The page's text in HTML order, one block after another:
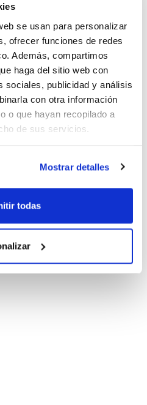
se usan para personalizar
ofrecer funciones de redes
Además, compartimos
haga del sitio web con
sociales, publicidad y análisis
con otra información
o que hayan recopilado a
de sus servicios.
Mostrar detalles
todas
AUTONÓMICO
de equipo para
Tria la
pròxima a tu
2 3